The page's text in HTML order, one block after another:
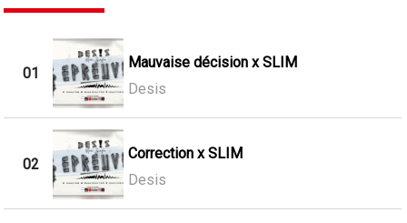
01
Mauvaise décision x SLIM
Desis
02
Correction x SLIM
Desis